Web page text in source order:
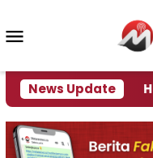
konten
News Update
Krisi Air Harga